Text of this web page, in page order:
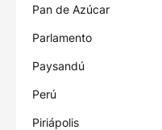
Pan de Azúcar
Parlamento
Paysandú
Perú
Piriápolis